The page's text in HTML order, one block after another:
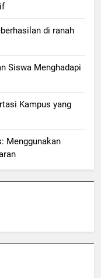
di ranah
Siswa Menghadapi
Kampus yang
Menggunakan